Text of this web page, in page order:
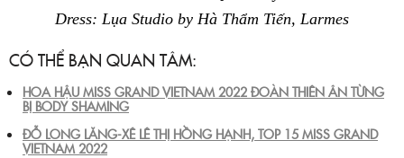
Dress: Lụa Studio by Hà Thẩm Tiến, Larmes
CÓ THỂ BẠN QUAN TÂM:
HOA HẬU MISS GRAND VIETNAM 2022 ĐOÀN THIÊN ÂN TỪNG
BỊ BODY SHAMING
ĐỖ LONG LĂNG-XÊ LÊ THỊ HỒNG HẠNH, TOP 15 MISS GRAND
VIETNAM 2022